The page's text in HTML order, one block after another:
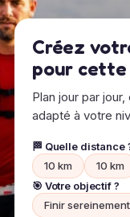
Créez
pour cette
Plan jour par
adapté à votre
🏁 Quelle distance
10 km
10 km
🎯 Votre objectif ?
Finir sereinement